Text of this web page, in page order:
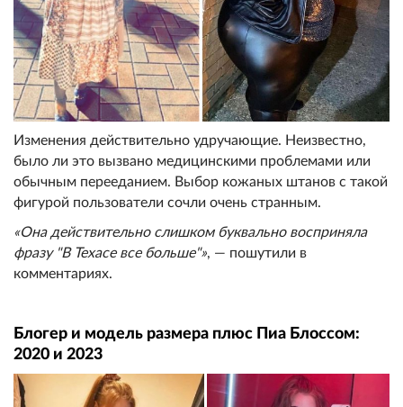
Изменения действительно удручающие. Неизвестно,
было ли это вызвано медицинскими проблемами или
обычным перееданием. Выбор кожаных штанов с такой
фигурой пользователи сочли очень странным.
«Она действительно слишком буквально восприняла
фразу "В Техасе все больше"», — пошутили в
комментариях.
Блогер и модель размера плюс Пиа Блоссом:
2020 и 2023